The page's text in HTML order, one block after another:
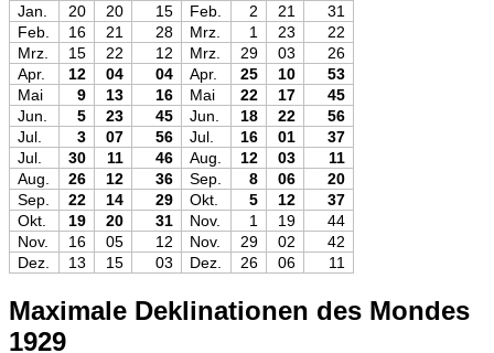
Jan.
20 20 15 Feb. 2 21
31
Feb.
16 21 28 Mrz. 1 23
22
Mrz.
15 22 12 Mrz. 29 03
26
Apr.
12 04 04 Apr. 25 10
53
Mai
9 13 16 Mai 22 17
45
Jun.
5 23 45 Jun. 18 22
56
Jul.
3 07 56 Jul. 16 01
37
Jul.
30 11 46 Aug. 12 03
11
Aug.
26 12 36 Sep. 8 06
20
Sep.
22 14 29 Okt. 5 12
37
Okt.
19 20 31 Nov. 1 19
44
Nov.
16 05 12 Nov. 29 02
42
Dez.
13 15 03 Dez. 26 06 11
Maximale Deklinationen des Mondes
1929